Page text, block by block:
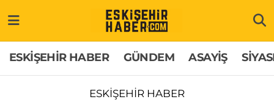
ESKİŞEHİR HABER GÜNDEM ASAYİŞ
ESKİŞEHİR HABER
GÜNDEM
Hakkımızda
Odunpazarı Trafik Yoğunluk Haritası